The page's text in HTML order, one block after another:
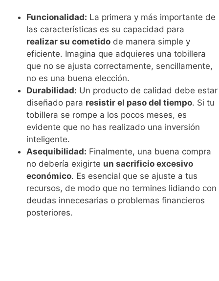
Funcionalidad: La primera y más importante de
las características es su capacidad para
realizar su cometido de manera simple y
eficiente. Imagina que adquieres una tobillera
que no se ajusta correctamente, sencillamente,
no es una buena elección.
Durabilidad: Un producto de calidad debe estar
diseñado para resistir el paso del tiempo. Si tu
tobillera se rompe a los pocos meses, es
evidente que no has realizado una inversión
inteligente.
Asequibilidad: Finalmente, una buena compra
no debería exigirte un sacrificio excesivo
económico. Es esencial que se ajuste a tus
recursos, de modo que no termines lidiando con
deudas innecesarias o problemas financieros
posteriores.